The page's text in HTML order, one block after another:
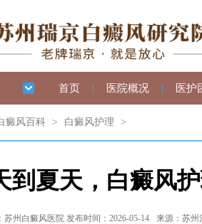
首页 | 医院概况 | 医护
癜风百科 > 白癜风护理 >
到夏天，白癜风
苏州白癜风医院 发布时间：2026-05-14 来源：苏州